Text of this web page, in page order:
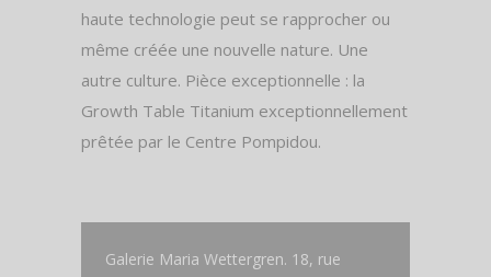
haute technologie peut se rapprocher ou
même créée une nouvelle nature. Une
autre culture. Pièce exceptionnelle : la
Growth Table Titanium exceptionnellement
prêtée par le Centre Pompidou.
Galerie Maria Wettergren. 18, rue